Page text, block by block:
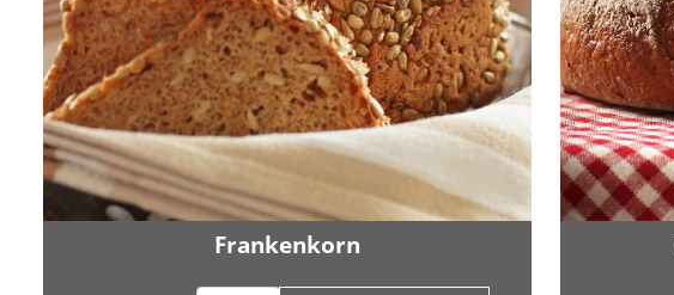
Frankenkorn